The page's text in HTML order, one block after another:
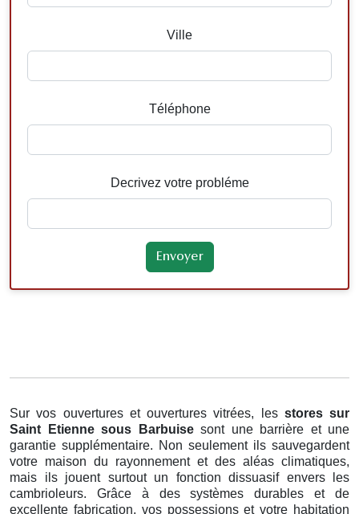
Ville
Téléphone
Decrivez votre probléme
Sur vos ouvertures et ouvertures vitrées, les stores sur
Saint Etienne sous Barbuise sont une barrière et une
garantie supplémentaire. Non seulement ils sauvegardent
votre maison du rayonnement et des aléas climatiques,
mais ils jouent surtout un fonction dissuasif envers les
cambrioleurs. Grâce à des systèmes durables et de
excellente fabrication, vos possessions et votre habitation